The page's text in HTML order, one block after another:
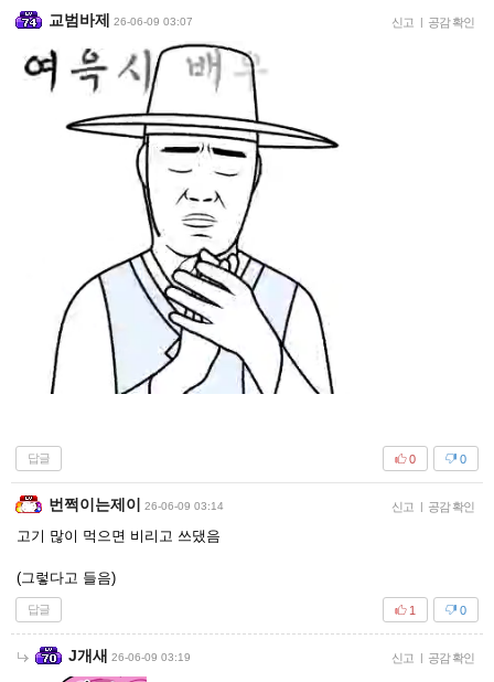
교범바제 26-06-09 03:07 신고 | 공감 확인
답글 0
0
번쩍이는제이 26-06-09 03:14 신고 | 공감 확인
고기 많이 먹으면 비리고 쓰댔음
(그렇다고 들음)
답글 0
1
J개새 26-06-09 03:19 신고 | 공감 확인